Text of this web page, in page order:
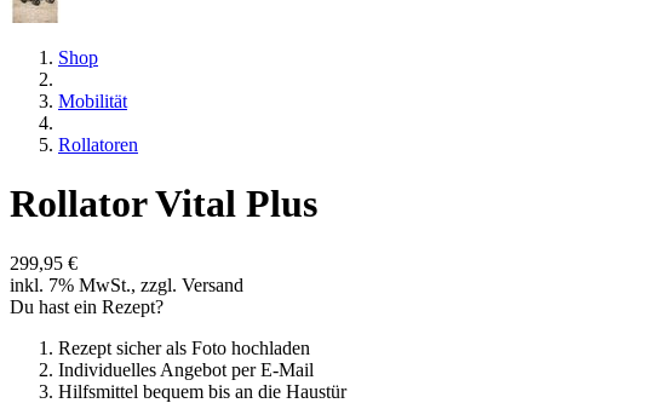
Shop
Mobilität
Rollatoren
Rollator Vital Plus
299,95 €
inkl. 7% MwSt., zzgl. Versand
Du hast ein Rezept?
Rezept sicher als Foto hochladen
Individuelles Angebot per E-Mail
Hilfsmittel bequem bis an die Haustür